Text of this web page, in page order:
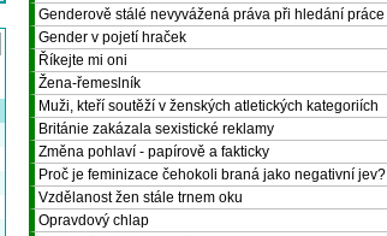
Genderově stálé nevyvážená práva při hledání práce
Gender v pojetí hraček
Říkejte mi oni
Žena-řemeslník
Muži, kteří soutěží v ženských atletických kategoriích
Británie zakázala sexistické reklamy
Změna pohlaví - papírově a fakticky
Proč je feminizace čehokoli braná jako negativní jev?
Vzdělanost žen stále trnem oku
Opravdový chlap